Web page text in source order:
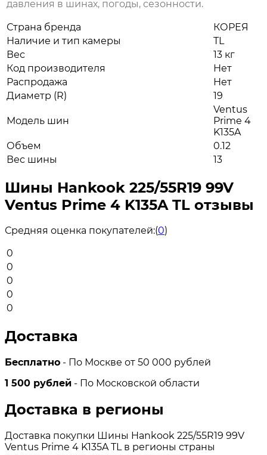
давления в шинах, погоды, сезонности.
Страна бренда
КОРЕЯ
Наличие и тип камеры
TL
Вес
13 кг
Код производителя
Нет
Распродажа
Нет
Диаметр (R)
19
Модель шин
Ventus
Prime 4
K135A
Объем
0.12
Вес шины
13
Шины Hankook 225/55R19 99V
Ventus Prime 4 K135A TL отзывы
Средняя оценка покупателей:(0)
0
0
0
0
0
Доставка
Бесплатно - По Москве от 50 000 рублей
1 500 рублей - По Московской области
Доставка в регионы
Доставка покупки Шины Hankook 225/55R19 99V
Ventus Prime 4 K135A TL в регионы страны